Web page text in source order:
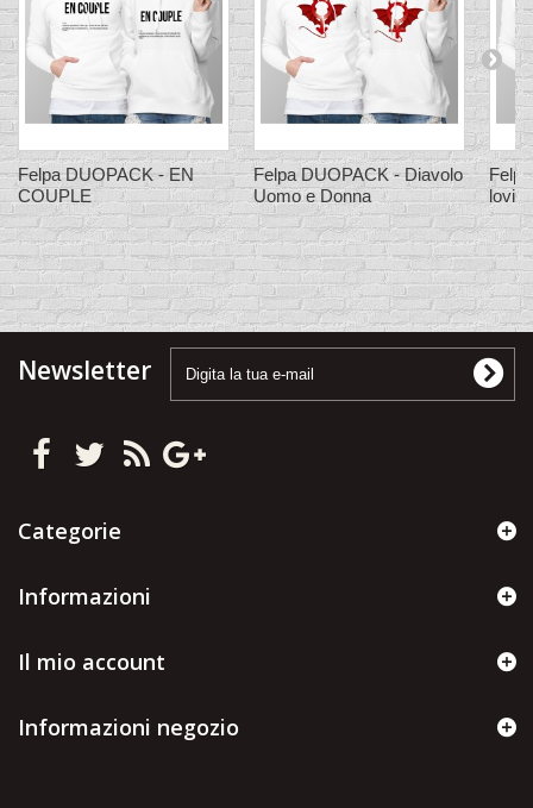
Felpa DUOPACK - EN
COUPLE
Felpa DUOPACK - Diavolo
Uomo e Donna
lovin
Newsletter
Categorie
Informazioni
Il mio account
Informazioni negozio